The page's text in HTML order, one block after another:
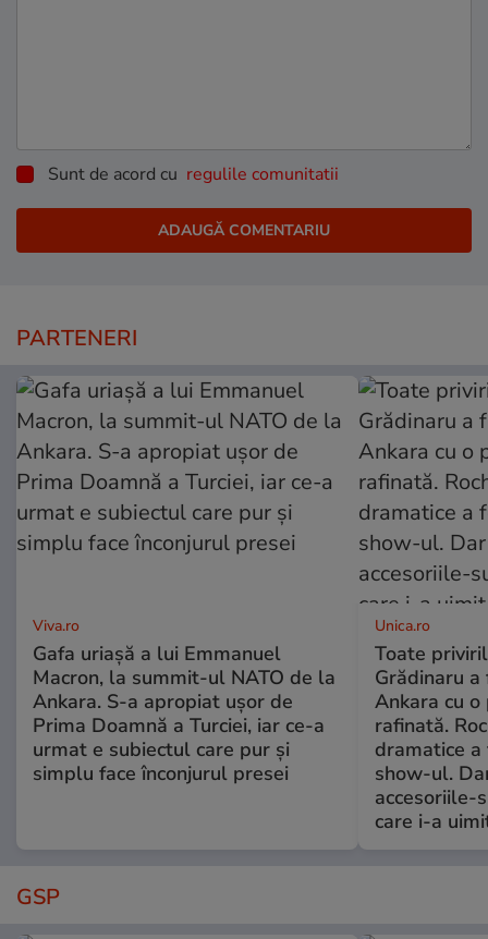
Sunt de acord cu regulile comunitatii
PARTENERI
Viva.ro
Gafa uriașă a lui Emmanuel
Macron, la summit-ul NATO de la
Ankara. S-a apropiat ușor de
Prima Doamnă a Turciei, iar ce-a
urmat e subiectul care pur și
simplu face înconjurul presei
Unica.ro
Toate
Grădinaru
Ankara cu
rafinată.
dramatice
show-ul.
accesoriile-
care i-a
GSP